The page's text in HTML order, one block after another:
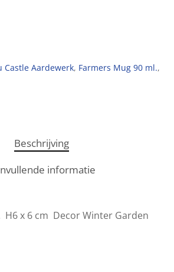
Castle Aardewerk, Farmers Mug 90 ml.,
Beschrijving
informatie
H6 x 6 cm Decor Winter Garden